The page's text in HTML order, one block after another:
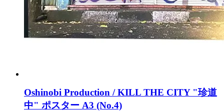
Oshinobi Production / KILL THE CITY "珍道
中" ポスター A3 (No.4)